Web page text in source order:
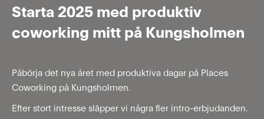
Starta 2025 med produktiv
coworking mitt på Kungsholmen
Påbörja det nya året med produktiva dagar på Places
Coworking på Kungsholmen.
Efter stort intresse släpper vi några fler intro-erbjudanden.